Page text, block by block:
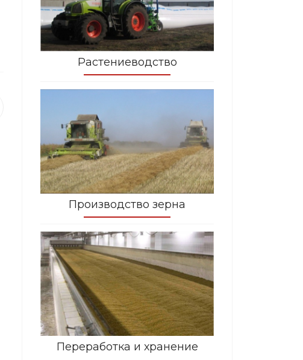
Растениеводство
Производство зерна
Переработка и хранение